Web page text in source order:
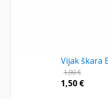
Vijak škara
1,90€
1,50 €